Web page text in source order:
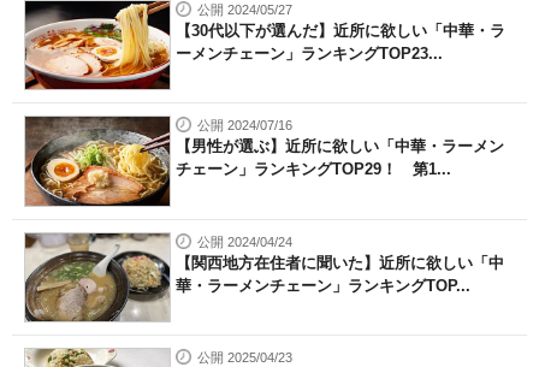
公開 2024/05/27
【30代以下が選んだ】近所に欲しい「中華・ラ
ーメンチェーン」ランキングTOP23...
公開 2024/07/16
【男性が選ぶ】近所に欲しい「中華・ラーメン
チェーン」ランキングTOP29！ 第1...
公開 2024/04/24
【関西地方在住者に聞いた】近所に欲しい「中
華・ラーメンチェーン」ランキングTOP...
公開 2025/04/23